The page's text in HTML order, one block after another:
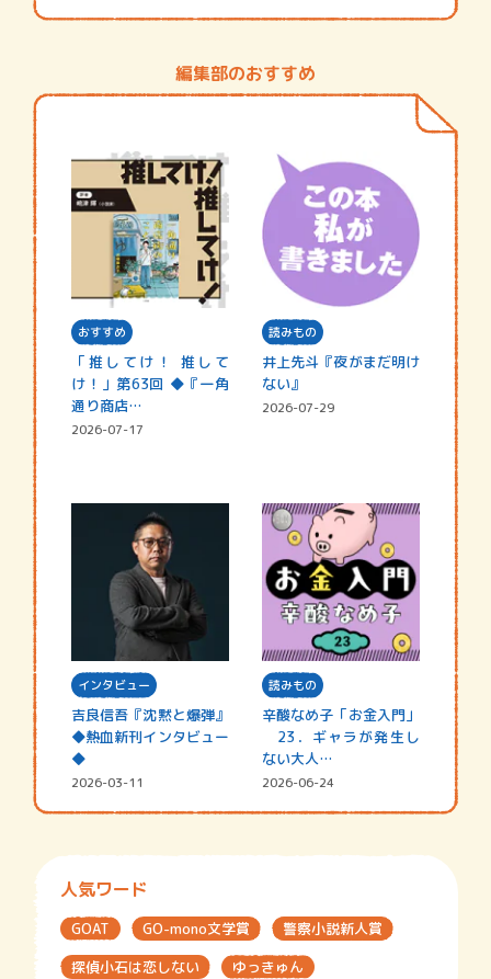
編集部のおすすめ
おすすめ
「推してけ！ 推して
け！」第63回 ◆『一角
通り商店…
2026-07-17
読みもの
井上先斗『夜がまだ明け
ない』
2026-07-29
インタビュー
吉良信吾『沈黙と爆弾』
◆熱血新刊インタビュー
◆
2026-03-11
読みもの
辛酸なめ子「お金入門」
23．ギャラが発生し
ない大人…
2026-06-24
人気ワード
GOAT GO-mono文学賞
警察小説新人賞
探偵小石は恋しない
ゆっきゅん